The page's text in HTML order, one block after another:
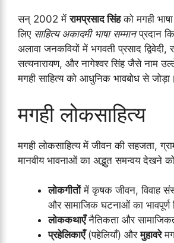
सन् 2002 मेंरामप्रसाद सिंहको मगही
लिए साहित्य अकादमी भाषा सम्मानप्रदान
अलावा जनकवियों में भगवती प्रसाद द्विवेदी,
सत्यनारायण, और नागेश्वर सिंह जैसे नाम
मगही साहित्य को आधुनिक भावबोध से जोड़ा।
मगही लोकसाहित्य
मगही लोकसाहित्य में जीवन की सहजता,
मानवीय भावनाओं का अद्भुत समन्वय देखने
लोकगीतोंमें कृषक जीवन, विवाह
और सामाजिक घटनाओं का भावपूर्ण
लोककथाएँनैतिकता और
प्रहेलिकाएँ(पहेलियाँ) औरमुहावरे